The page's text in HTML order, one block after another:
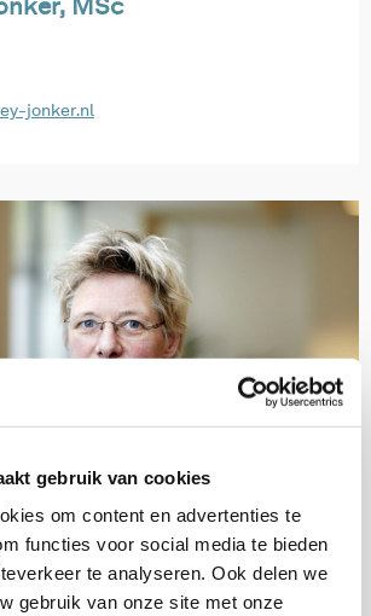
gebruik van cookies
om content en advertenties te
functies voor social media te bieden
te analyseren. Ook delen we
gebruik van onze site met onze
MSc
jonker.nl
van der Klein